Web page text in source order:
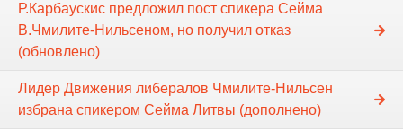
Р.Карбаускис предложил пост спикера Сейма
В.Чмилите-Нильсеном, но получил отказ
(обновлено)
Лидер Движения либералов Чмилите-Нильсен
избрана спикером Сейма Литвы (дополнено)